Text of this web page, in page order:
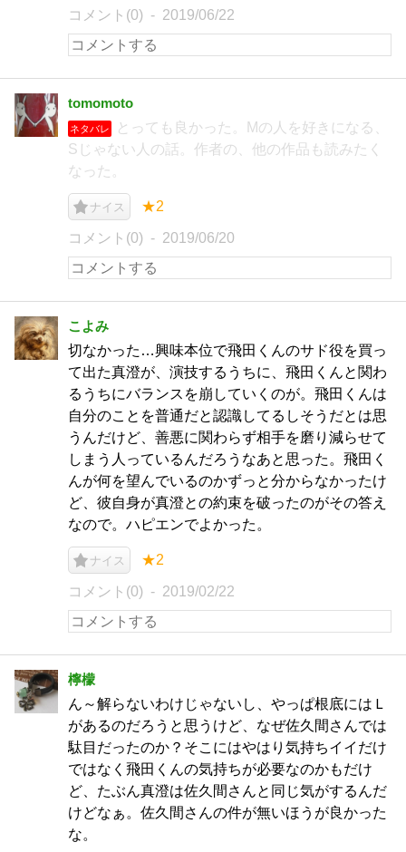
コメント(0) 2019/06/22
tomomoto
ネタバレ
とっても良かった。Mの人を好きになる、
Sじゃない人の話。作者の、他の作品も読みたく
なった。
ナイス ★2
コメント(0) 2019/06/20
こよみ
切なかった…興味本位で飛田くんのサド役を買っ
て出た真澄が、演技するうちに、飛田くんと関わ
るうちにバランスを崩していくのが。飛田くんは
自分のことを普通だと認識してるしそうだとは思
うんだけど、善悪に関わらず相手を磨り減らせて
しまう人っているんだろうなあと思った。飛田く
んが何を望んでいるのかずっと分からなかったけ
ど、彼自身が真澄との約束を破ったのがその答え
なので。ハピエンでよかった。
ナイス ★2
コメント(0) 2019/02/22
檸檬
ん～解らないわけじゃないし、やっぱ根底にはＬ
があるのだろうと思うけど、なぜ佐久間さんでは
駄目だったのか？そこにはやはり気持ちイイだけ
ではなく飛田くんの気持ちが必要なのかもだけ
ど、たぶん真澄は佐久間さんと同じ気がするんだ
けどなぁ。佐久間さんの件が無いほうが良かった
な。